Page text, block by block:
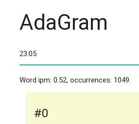
AdaGram
Word ipm: 0.52, occurrences: 1049.
#0